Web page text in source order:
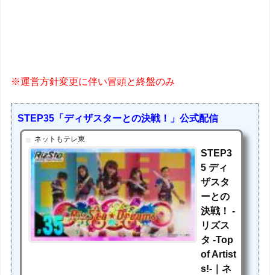
※運営方針変更に伴い冒頭と終盤のみ
STEP35「ディザスターとの決戦！」公式配信
ネットもテレ東
STEP3
5 ディ
ザスタ
ーとの
決戦！ -
リズス
タ -Top
of Artist
s!-｜ネ